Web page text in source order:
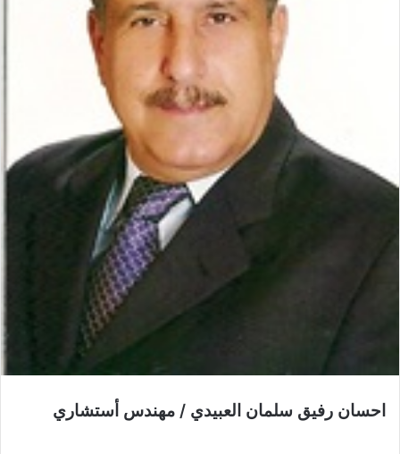
احسان رفيق سلمان العبيدي / مهندس أستشاري